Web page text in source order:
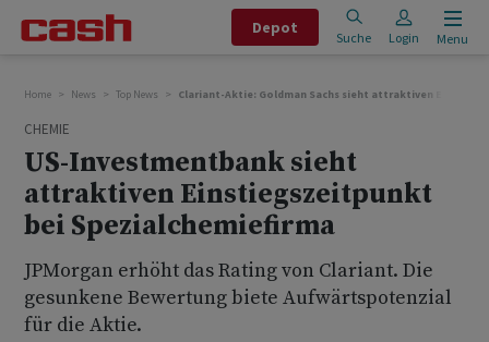
Depot
Suche Login Menu
Home News Top News Clariant-Aktie: Goldman Sachs sieht attraktiven
CHEMIE
US-Investmentbank sieht
attraktiven Einstiegszeitpunkt
bei Spezialchemiefirma
JPMorgan erhöht das Rating von Clariant. Die
gesunkene Bewertung biete Aufwärtspotenzial
für die Aktie.